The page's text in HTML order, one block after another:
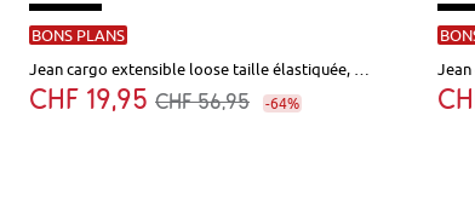
BONS PLANS
CHF 19,95 CHF 56,95 -64%